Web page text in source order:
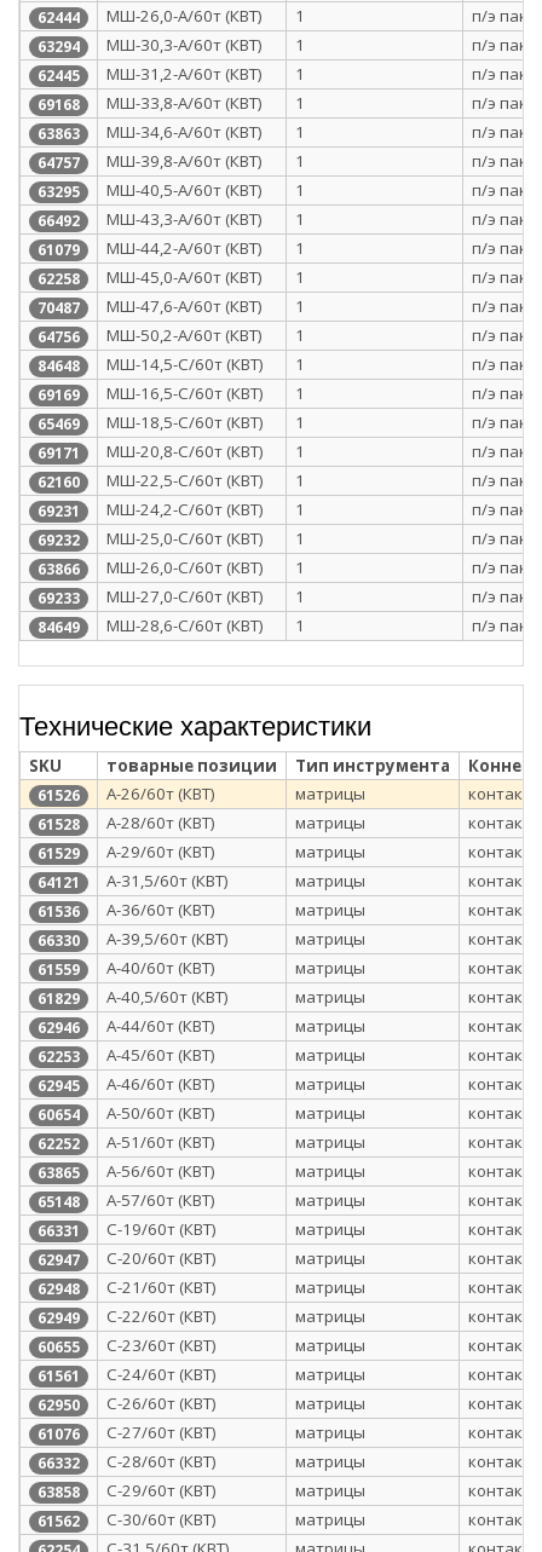
62444 МШ-26,0-А/60т (КВТ) 1 п/э
63294 МШ-30,3-А/60т (КВТ) 1 п/э
62445 МШ-31,2-А/60т (КВТ) 1 п/э
69168 МШ-33,8-А/60т (КВТ) 1 п/э
63863 МШ-34,6-А/60т (КВТ) 1 п/э
64757 МШ-39,8-А/60т (КВТ) 1 п/э
63295 МШ-40,5-А/60т (КВТ) 1 п/э
66492 МШ-43,3-А/60т (КВТ) 1 п/э
61079 МШ-44,2-А/60т (КВТ) 1 п/э
62258 МШ-45,0-А/60т (КВТ) 1 п/э
70487 МШ-47,6-А/60т (КВТ) 1 п/э
64756 МШ-50,2-А/60т (КВТ) 1 п/э
84648 МШ-14,5-С/60т (КВТ) 1 п/э
69169 МШ-16,5-С/60т (КВТ) 1 п/э
65469 МШ-18,5-С/60т (КВТ) 1 п/э
69171 МШ-20,8-С/60т (КВТ) 1 п/э
62160 МШ-22,5-С/60т (КВТ) 1 п/э
69231 МШ-24,2-С/60т (КВТ) 1 п/э
69232 МШ-25,0-С/60т (КВТ) 1 п/э
63866 МШ-26,0-С/60т (КВТ) 1 п/э
69233 МШ-27,0-С/60т (КВТ) 1 п/э
84649 МШ-28,6-С/60т (КВТ) 1 п/э
Технические характеристики
SKU товарные позиции Тип инструмента
61526 А-26/60т (КВТ) матрицы
61528 А-28/60т (КВТ) матрицы
61529 А-29/60т (КВТ) матрицы
64121 А-31,5/60т (КВТ) матрицы
61536 А-36/60т (КВТ) матрицы
66330 А-39,5/60т (КВТ) матрицы
61559 А-40/60т (КВТ) матрицы
61829 А-40,5/60т (КВТ) матрицы
62946 А-44/60т (КВТ) матрицы
62253 А-45/60т (КВТ) матрицы
62945 А-46/60т (КВТ) матрицы
60654 А-50/60т (КВТ) матрицы
62252 А-51/60т (КВТ) матрицы
63865 А-56/60т (КВТ) матрицы
65148 А-57/60т (КВТ) матрицы
66331 С-19/60т (КВТ) матрицы
62947 С-20/60т (КВТ) матрицы
62948 С-21/60т (КВТ) матрицы
62949 С-22/60т (КВТ) матрицы
60655 С-23/60т (КВТ) матрицы
61561 С-24/60т (КВТ) матрицы
62950 С-26/60т (КВТ) матрицы
61076 С-27/60т (КВТ) матрицы
66332 С-28/60т (КВТ) матрицы
63858 С-29/60т (КВТ) матрицы
61562 С-30/60т (КВТ) матрицы